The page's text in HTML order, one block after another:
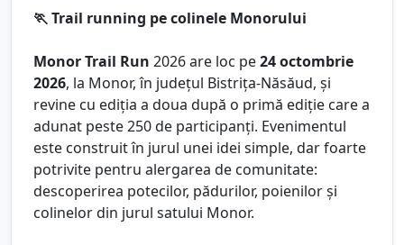
🏃 Trail running pe colinele Monorului
Monor Trail Run 2026 are loc pe24 octombrie
2026, la Monor, în județul Bistrița-Năsăud, și
revine cu ediția a doua după o primă ediție care a
adunat peste 250 de participanți. Evenimentul
este construit în jurul unei idei simple, dar foarte
potrivite pentru alergarea de comunitate:
descoperirea potecilor, pădurilor, poienilor și
colinelor din jurul satului Monor.